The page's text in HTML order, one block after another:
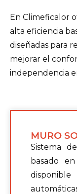
En Climeficalor
alta eficiencia
diseñadas para
mejorar el
independencia
MURO
Sistema
basado